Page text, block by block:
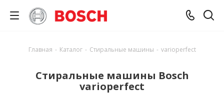
Главная - Каталог - Стиральные машины - varioperfect
Стиральные машины Bosch
varioperfect